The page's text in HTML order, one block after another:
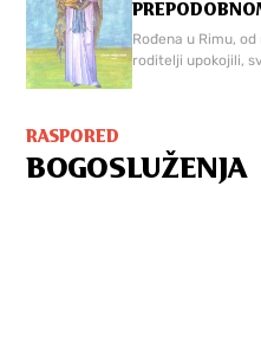
Rođena u Rimu,
roditelji upokojili,
RASPORED
BOGOSLUŽENJA